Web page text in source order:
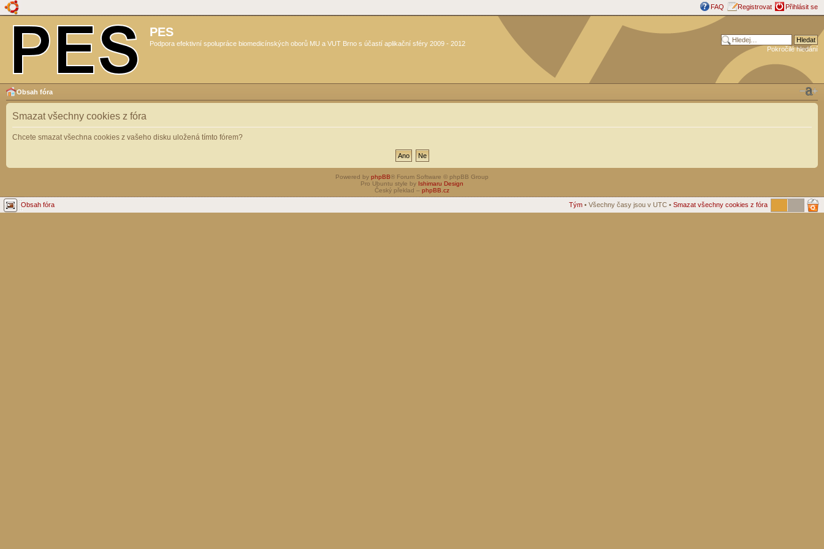
FAQ Registrovat Přihlásit se
PES
Podpora efektivní spolupráce biomedicínských oborů MU a VUT Brno s účastí aplikační sféry 2009 - 2012
Pokročilé hledání
Obsah fóra
Smazat všechny cookies z fóra
Chcete smazat všechna cookies z vašeho disku uložená tímto fórem?
Powered by phpBB® Forum Software © phpBB Group
Pro Ubuntu style by Ishimaru Design
Český překlad – phpBB.cz
Obsah fóra Tým • Všechny časy jsou v UTC • Smazat všechny cookies z fóra